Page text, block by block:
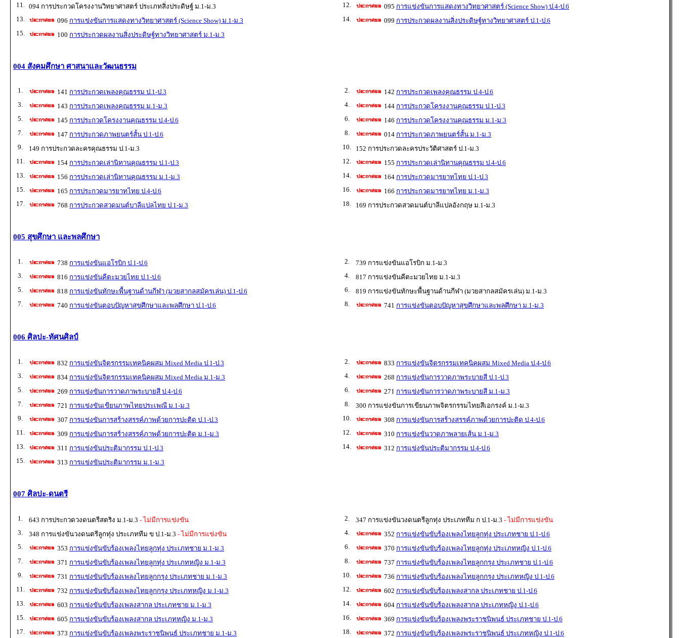
11.
094 การประกวดโครงงานวิทยาศาสตร์ ประเภทสิ่งประดิษฐ์ ม.1-ม.3 12. 095 การแข่งขันการแสดงทางวิทยาศาสตร์ (Science Show) ป.4-ป.6
13.
096 การแข่งขันการแสดงทางวิทยาศาสตร์ (Science Show) ม.1-ม.3 14. 099 การประกวดผลงานสิ่งประดิษฐ์ทางวิทยาศาสตร์ ป.1-ป.6
15.
100 การประกวดผลงานสิ่งประดิษฐ์ทางวิทยาศาสตร์ ม.1-ม.3
004 สังคมศึกษา ศาสนาและวัฒนธรรม
1. 141 การประกวดเพลงคุณธรรม ป.1-ป.3 2. 142 การประกวดเพลงคุณธรรม ป.4-ป.6
3.
143 การประกวดเพลงคุณธรรม ม.1-ม.3 4. 144 การประกวดโครงงานคุณธรรม ป.1-ป.3
5.
145 การประกวดโครงงานคุณธรรม ป.4-ป.6 6. 146 การประกวดโครงงานคุณธรรม ม.1-ม.3
7.
147 การประกวดภาพยนตร์สั้น ป.1-ป.6 8. 014 การประกวดภาพยนตร์สั้น ม.1-ม.3
9.
149 การประกวดละครคุณธรรม ป.1-ม.3 10.
152 การประกวดละครประวัติศาสตร์ ป.1-ม.3
11.
154 การประกวดเล่านิทานคุณธรรม ป.1-ป.3 12. 155 การประกวดเล่านิทานคุณธรรม ป.4-ป.6
13.
156 การประกวดเล่านิทานคุณธรรม ม.1-ม.3 14. 164 การประกวดมารยาทไทย ป.1-ป.3
15.
165 การประกวดมารยาทไทย ป.4-ป.6 16. 166 การประกวดมารยาทไทย ม.1-ม.3
17.
768 การประกวดสวดมนต์บาลีแปลไทย ป.1-ม.3 18. 169 การประกวดสวดมนต์บาลีแปลอังกฤษ ม.1-ม.3
005 สุขศึกษา และพลศึกษา
1. 738 การแข่งขันแอโรบิก ป.1-ป.6 2.
739 การแข่งขันแอโรบิก ม.1-ม.3
3.
816 การแข่งขันคีตะมวยไทย ป.1-ป.6 4.
817 การแข่งขันคีตะมวยไทย ม.1-ม.3
5.
818 การแข่งขันทักษะพื้นฐานด้านกีฬา (มวยสากลสมัครเล่น) ป.1-ป.6 6.
819 การแข่งขันทักษะพื้นฐานด้านกีฬา (มวยสากลสมัครเล่น) ม.1-ม.3
7.
740 การแข่งขันตอบปัญหาสุขศึกษาและพลศึกษา ป.1-ป.6 8. 741 การแข่งขันตอบปัญหาสุขศึกษาและพลศึกษา ม.1-ม.3
006 ศิลปะ-ทัศนศิลป์
1. 832 การแข่งขันจิตรกรรมเทคนิคผสม Mixed Media ป.1-ป.3 2. 833 การแข่งขันจิตรกรรมเทคนิคผสม Mixed Media ป.4-ป.6
3.
834 การแข่งขันจิตรกรรมเทคนิคผสม Mixed Media ม.1-ม.3 4. 268 การแข่งขันการวาดภาพระบายสี ป.1-ป.3
5.
269 การแข่งขันการวาดภาพระบายสี ป.4-ป.6 6. 271 การแข่งขันการวาดภาพระบายสี ม.1-ม.3
7.
721 การแข่งขันเขียนภาพไทยประเพณี ม.1-ม.3 8.
300 การแข่งขันการเขียนภาพจิตรกรรมไทยสีเอกรงค์ ม.1-ม.3
9.
307 การแข่งขันการสร้างสรรค์ภาพด้วยการปะติด ป.1-ป.3 10. 308 การแข่งขันการสร้างสรรค์ภาพด้วยการปะติด ป.4-ป.6
11.
309 การแข่งขันการสร้างสรรค์ภาพด้วยการปะติด ม.1-ม.3 12. 310 การแข่งขันวาดภาพลายเส้น ม.1-ม.3
13.
311 การแข่งขันประติมากรรม ป.1-ป.3 14. 312 การแข่งขันประติมากรรม ป.4-ป.6
15.
313 การแข่งขันประติมากรรม ม.1-ม.3
007 ศิลปะ-ดนตรี
1. 643 การประกวดวงดนตรีสตริง ม.1-ม.3 - ไม่มีการแข่งขัน 2. 347 การแข่งขันวงดนตรีลูกทุ่ง ประเภททีม ก ป.1-ม.3 - ไม่มีการแข่งขัน
3.
348 การแข่งขันวงดนตรีลูกทุ่ง ประเภททีม ข ป.1-ม.3 - ไม่มีการแข่งขัน 4. 352 การแข่งขันขับร้องเพลงไทยลูกทุ่ง ประเภทชาย ป.1-ป.6
5.
353 การแข่งขันขับร้องเพลงไทยลูกทุ่ง ประเภทชาย ม.1-ม.3 6. 370 การแข่งขันขับร้องเพลงไทยลูกทุ่ง ประเภทหญิง ป.1-ป.6
7.
371 การแข่งขันขับร้องเพลงไทยลูกทุ่ง ประเภทหญิง ม.1-ม.3 8. 737 การแข่งขันขับร้องเพลงไทยลูกกรุง ประเภทชาย ป.1-ป.6
9.
731 การแข่งขันขับร้องเพลงไทยลูกกรุง ประเภทชาย ม.1-ม.3 10. 736 การแข่งขันขับร้องเพลงไทยลูกกรุง ประเภทหญิง ป.1-ป.6
11.
732 การแข่งขันขับร้องเพลงไทยลูกกรุง ประเภทหญิง ม.1-ม.3 12. 602 การแข่งขันขับร้องเพลงสากล ประเภทชาย ป.1-ป.6
13.
603 การแข่งขันขับร้องเพลงสากล ประเภทชาย ม.1-ม.3 14. 604 การแข่งขันขับร้องเพลงสากล ประเภทหญิง ป.1-ป.6
15.
605 การแข่งขันขับร้องเพลงสากล ประเภทหญิง ม.1-ม.3 16. 369 การแข่งขันขับร้องเพลงพระราชนิพนธ์ ประเภทชาย ป.1-ป.6
17.
373 การแข่งขันขับร้องเพลงพระราชนิพนธ์ ประเภทชาย ม.1-ม.3 18. 372 การแข่งขันขับร้องเพลงพระราชนิพนธ์ ประเภทหญิง ป.1-ป.6